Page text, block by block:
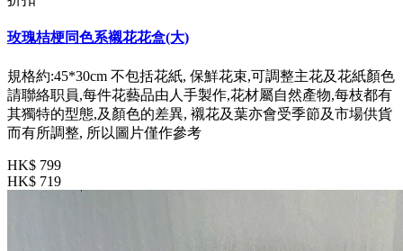
玫瑰桔梗同色系襯花花盒(大)
規格約:45*30cm 不包括花紙, 保鮮花束,可調整主花及花紙顏色
請聯絡职員,每件花藝品由人手製作,花材屬自然產物,每枝都有
其獨特的型態,及顏色的差異, 襯花及葉亦會受季節及市場供貨
而有所調整, 所以圖片僅作參考
HK$ 799
HK$ 719